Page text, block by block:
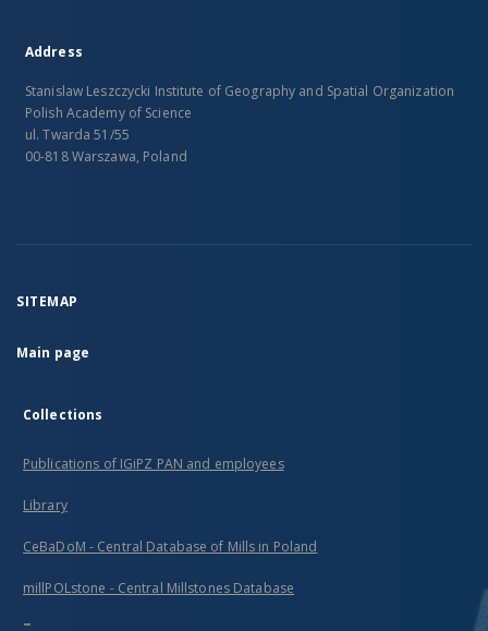
Address
Stanislaw Leszczycki Institute of Geography and Spatial Organization
Polish Academy of Science
ul. Twarda 51/55
00-818 Warszawa, Poland
SITEMAP
Main page
Collections
Publications of IGiPZ PAN and employees
Library
CeBaDoM - Central Database of Mills in Poland
millPOLstone - Central Millstones Database
...